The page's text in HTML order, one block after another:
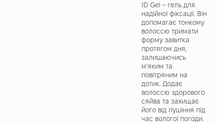
ID Gel – гель для
надійної фіксації. Він
допомагає тонкому
волоссю тримати
форму завитка
протягом дня,
залишаючись
м’яким та
повітряним на
дотик. Додає
волоссю здорового
сяйва та захищає
його від пушіння під
час вологої погоди.